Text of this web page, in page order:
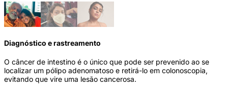
Diagnóstico e rastreamento
O câncer de intestino é o único que pode ser prevenido ao se
localizar um pólipo adenomatoso e retirá-lo em colonoscopia,
evitando que vire uma lesão cancerosa.